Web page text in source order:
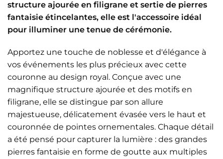
structure ajourée en filigrane et sertie de pierres
fantaisie étincelantes, elle est l'accessoire idéal
pour illuminer une tenue de cérémonie.
Apportez une touche de noblesse et d'élégance à
vos événements les plus précieux avec cette
couronne au design royal. Conçue avec une
magnifique structure ajourée et des motifs en
filigrane, elle se distingue par son allure
majestueuse, délicatement évasée vers le haut et
couronnée de pointes ornementales. Chaque détail
a été pensé pour capturer la lumière : des grandes
pierres fantaisie en forme de goutte aux multiples